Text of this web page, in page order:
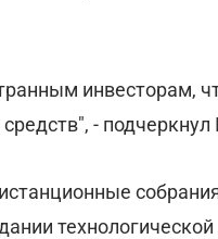
инвесторам,
-